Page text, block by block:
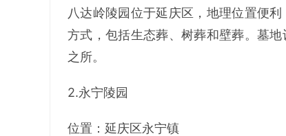
八达岭陵园位于延庆区，地理位置便
方式，包括生态葬、树葬和壁葬。墓
之所。
2.永宁陵园
位置：延庆区永宁镇